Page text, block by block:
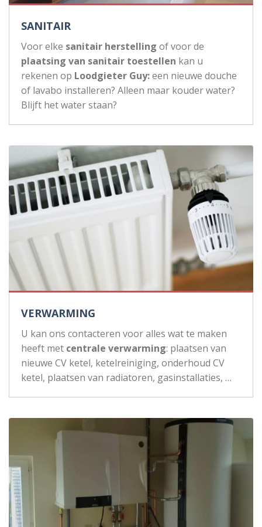
SANITAIR
Voor elke sanitair herstelling of voor de
plaatsing van sanitair toestellen kan u
rekenen op Loodgieter Guy:een nieuwe douche
of lavabo installeren? Alleen maar kouder water?
Blijft het water staan?
VERWARMING
U kan ons contacteren voor alles wat te maken
heeft met centrale verwarming: plaatsen van
nieuwe CV ketel, ketelreiniging, onderhoud CV
ketel, plaatsen van radiatoren, gasinstallaties, …